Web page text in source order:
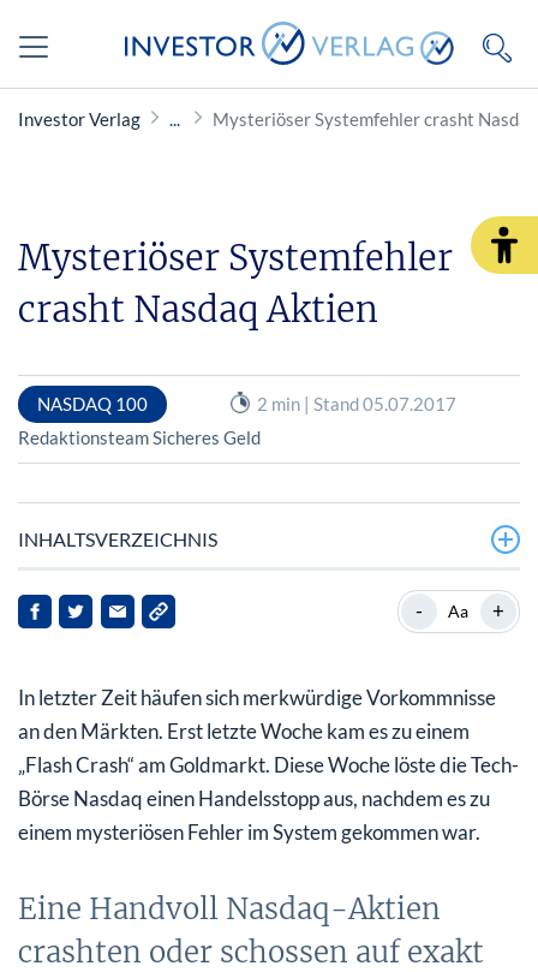
Investor Verlag Mysteriöser Systemfehler crasht
Mysteriöser Systemfehler
crasht Nasdaq Aktien
NASDAQ 100
2 min | Stand 05.07.2017
Redaktionsteam Sicheres Geld
INHALTSVERZEICHNIS
Eine Handvoll Nasdaq-Aktien crashten oder schossen
auf exakt $123,47 Dollar pro Aktie
aus
Es häufen sich merkwürdige Vorkommnisse an den
Handelsbörsen!
- Aa +
In letzter Zeit häufen sich merkwürdige Vorkommnisse
an den Märkten. Erst letzte Woche kam es zu einem
„Flash Crash“ am Goldmarkt. Diese Woche löste die Tech-
Börse Nasdaq einen Handelsstopp aus, nachdem es zu
einem mysteriösen Fehler im System gekommen war.
Eine Handvoll Nasdaq-Aktien
crashten oder schossen auf exakt